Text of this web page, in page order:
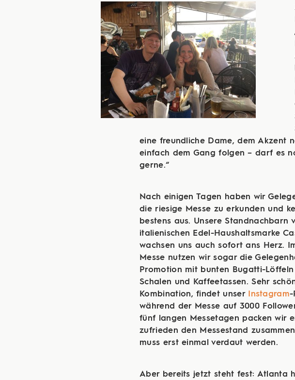
eine freundliche Dame, dem Akzent
einfach dem Gang folgen – darf es
gerne.“
Nach einigen Tagen haben wir
die riesige Messe zu erkunden und
bestens aus. Unsere Standnachbarn
italienischen Edel-Haushaltsmarke
wachsen uns auch sofort ans Herz.
Messe nutzen wir sogar die
Promotion mit bunten Bugatti-Löffeln
Schalen und Kaffeetassen. Sehr
Kombination, findet unser Instagram-
während der Messe auf 3000
fünf langen Messetagen packen wir
zufrieden den Messestand
muss erst einmal verdaut werden.
Aber bereits jetzt steht fest: Atlanta